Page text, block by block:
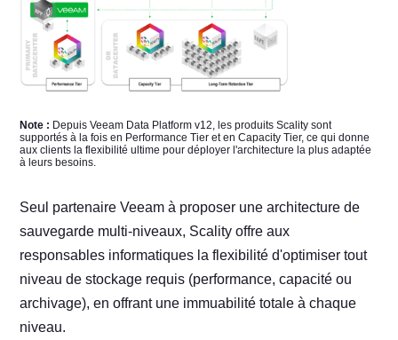
Note : Depuis Veeam Data Platform v12, les produits Scality sont
supportés à la fois en Performance Tier et en Capacity Tier, ce qui donne
aux clients la flexibilité ultime pour déployer l'architecture la plus adaptée
à leurs besoins.
Seul partenaire Veeam à proposer une architecture de
sauvegarde multi-niveaux, Scality offre aux
responsables informatiques la flexibilité d'optimiser tout
niveau de stockage requis (performance, capacité ou
archivage), en offrant une immuabilité totale à chaque
niveau.